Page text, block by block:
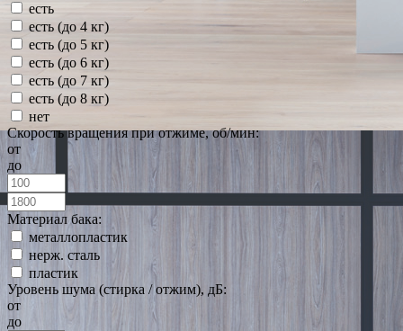
есть
есть (до 4 кг)
есть (до 5 кг)
есть (до 6 кг)
есть (до 7 кг)
есть (до 8 кг)
нет
Скорость вращения при отжиме, об/мин:
от
до
Материал бака:
металлопластик
нерж. сталь
пластик
Уровень шума (стирка / отжим), дБ:
от
до